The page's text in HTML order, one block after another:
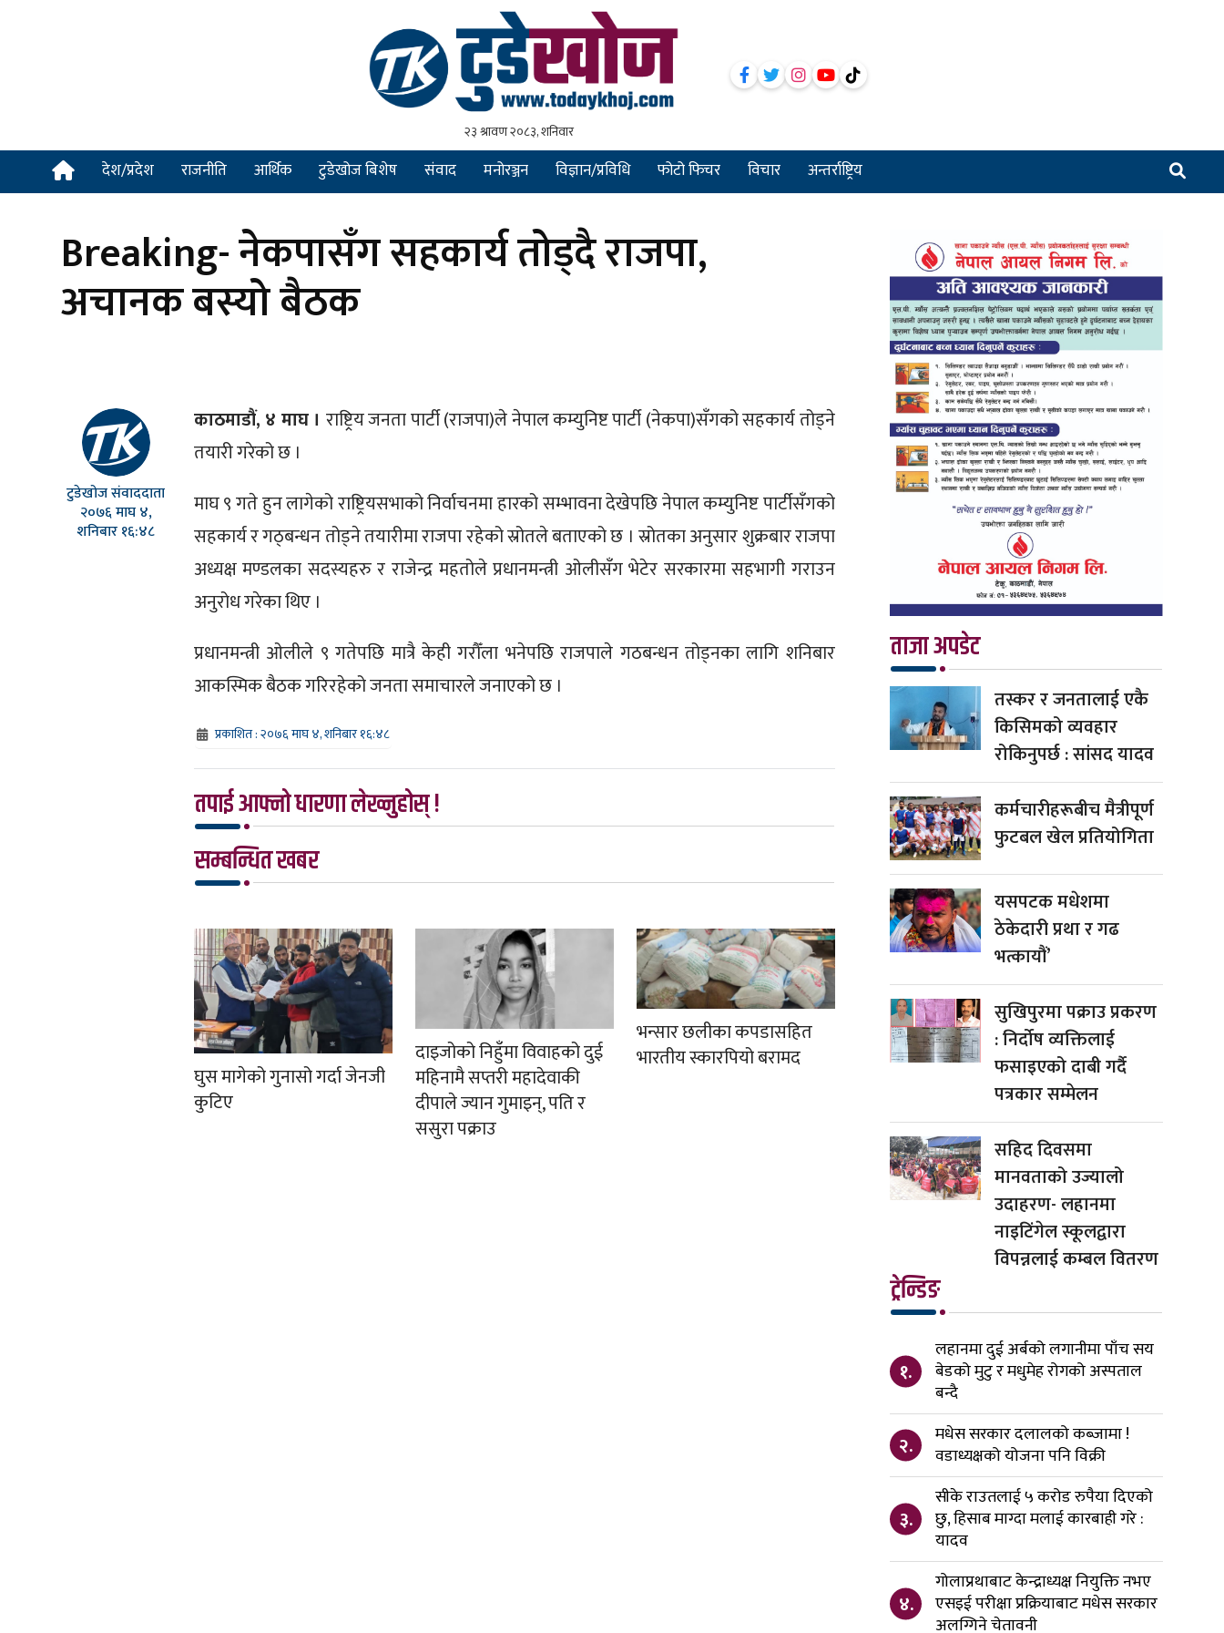
देश/प्रदेश राजनीति आर्थिक टुडेखोज बिशेष संवाद मनोरञ्जन विज्ञान/प्रविधि फोटो फिचर विचार अन्तर्राष्ट्रिय
Breaking- नेकपासँग सहकार्य तोड्दै राजपा,
अचानक बस्यो बैठक
टुडेखोज संवाददाता
२०७६ माघ ४,
शनिबार १६:४८
काठमाडौं, ४ माघ । राष्ट्रिय जनता पार्टी (राजपा)ले नेपाल कम्युनिष्ट पार्टी (नेकपा)सँगको सहकार्य तोड्ने
तयारी गरेको छ ।
माघ ९ गते हुन लागेको राष्ट्रियसभाको निर्वाचनमा हारको सम्भावना देखेपछि नेपाल कम्युनिष्ट पार्टीसँगको
सहकार्य र गठ्बन्धन तोड्ने तयारीमा राजपा रहेको स्रोतले बताएको छ । स्रोतका अनुसार शुक्रबार राजपा
अध्यक्ष मण्डलका सदस्यहरु र राजेन्द्र महतोले प्रधानमन्त्री ओलीसँग भेटेर सरकारमा सहभागी गराउन
अनुरोध गरेका थिए ।
प्रधानमन्त्री ओलीले ९ गतेपछि मात्रै केही गरौँला भनेपछि राजपाले गठबन्धन तोड्नका लागि शनिबार
आकस्मिक बैठक गरिरहेको जनता समाचारले जनाएको छ ।
प्रकाशित : २०७६ माघ ४, शनिबार १६:४८
तपाई आफ्नो धारणा लेख्नुहोस् !
सम्बन्धित खबर
घुस मागेको गुनासो गर्दा जेनजी
कुटिए
दाइजोको निहुँमा विवाहको दुई
महिनामै सप्तरी महादेवाकी
दीपाले ज्यान गुमाइन्, पति र
ससुरा पक्राउ
भन्सार छलीका कपडासहित
भारतीय स्कारपियो बरामद
ताजा अपडेट
तस्कर र जनतालाई एकै
किसिमको व्यवहार
रोकिनुपर्छ : सांसद यादव
कर्मचारीहरूबीच मैत्रीपूर्ण
फुटबल खेल प्रतियोगिता
यसपटक मधेशमा
ठेकेदारी प्रथा र गढ
भत्कायौं’
सुखिपुरमा पक्राउ प्रकरण
: निर्दोष व्यक्तिलाई
फसाइएको दाबी गर्दै
पत्रकार सम्मेलन
सहिद दिवसमा
मानवताको उज्यालो
उदाहरण- लहानमा
नाइटिंगेल स्कूलद्वारा
विपन्नलाई कम्बल वितरण
ट्रेन्डिङ
१.
लहानमा दुई अर्बको लगानीमा पाँच सय
बेडको मुटु र मधुमेह रोगको अस्पताल
बन्दै
२.
मधेस सरकार दलालको कब्जामा !
वडाध्यक्षको योजना पनि विक्री
३.
सीके राउतलाई ५ करोड रुपैया दिएको
छु, हिसाब माग्दा मलाई कारबाही गरे :
यादव
४.
गोलाप्रथाबाट केन्द्राध्यक्ष नियुक्ति नभए
एसइई परीक्षा प्रक्रियाबाट मधेस सरकार
अलग्गिने चेतावनी